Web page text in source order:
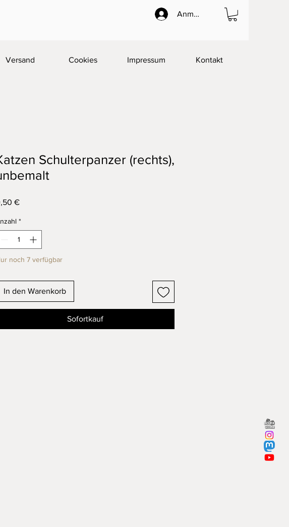
Anmelden
Versand Cookies Impressum Kontakt
Schulterpanzer (rechts),
€Preis
*
noch 7 verfügbar
In den Warenkorb
Sofortkauf